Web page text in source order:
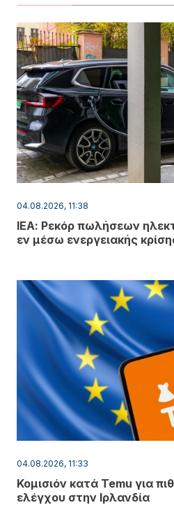
04.08.2026, 11:38
ΙΕΑ: Ρεκόρ πωλήσεων
εν μέσω ενεργειακής
04.08.2026, 11:33
Κομισιόν κατά Temu για
ελέγχου στην Ιρλανδία